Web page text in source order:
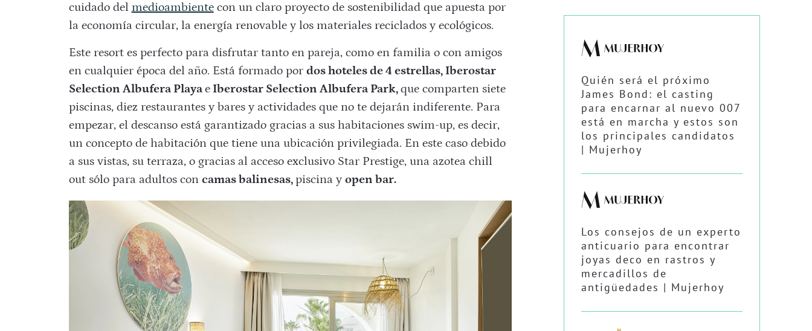
cuidado del medioambientecon un claro proyecto de sostenibilidad que apuesta por
la economía circular, la energía renovable y los materiales reciclados y ecológicos.
Este resort es perfecto para disfrutar tanto en pareja, como en familia o con amigos
en cualquier época del año. Está formado por dos hoteles de 4 estrellas, Iberostar
Selection Albufera PlayaeIberostar Selection Albufera Park,que comparten siete
piscinas, diez restaurantes y bares y actividades que no te dejarán indiferente. Para
empezar, el descanso está garantizado gracias a sus habitaciones swim-up, es decir,
un concepto de habitación que tiene una ubicación privilegiada. En este caso debido
a sus vistas, su terraza, o gracias al acceso exclusivo Star Prestige, una azotea chill
out sólo para adultos con camas balinesas, piscina y open bar.
Quién será el próximo
James Bond: el casting
para encarnar al nuevo 007
está en marcha y estos son
los principales candidatos
| Mujerhoy
Los consejos de un experto
anticuario para encontrar
joyas deco en rastros y
mercadillos de
antigüedades | Mujerhoy